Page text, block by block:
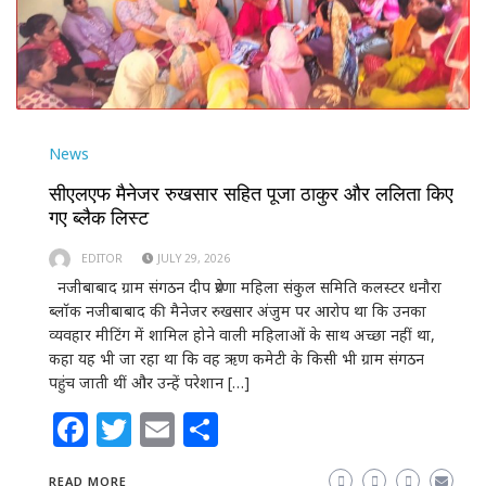
News
सीएलएफ मैनेजर रुखसार सहित पूजा ठाकुर और ललिता किए
गए ब्लैक लिस्ट
EDITOR JULY 29, 2026
नजीबाबाद ग्राम संगठन दीप प्रेरणा महिला संकुल समिति कलस्टर धनौरा
ब्लॉक नजीबाबाद की मैनेजर रुखसार अंजुम पर आरोप था कि उनका
व्यवहार मीटिंग में शामिल होने वाली महिलाओं के साथ अच्छा नहीं था,
कहा यह भी जा रहा था कि वह ऋण कमेटी के किसी भी ग्राम संगठन
पहुंच जाती थीं और उन्हें परेशान […]
Facebook
Twitter
Email
READ MORE